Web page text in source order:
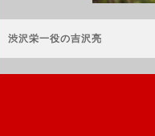
渋沢栄一役の吉沢亮